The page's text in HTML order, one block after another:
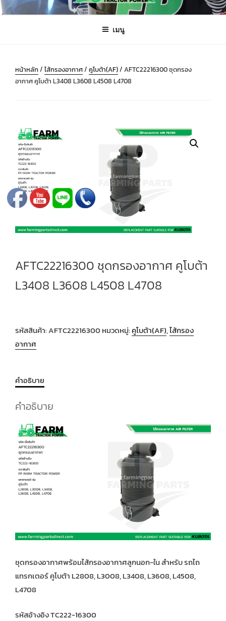
ข้ามFARMING PARTS DIRECT
ฟาร์มมิ่งพาร์ทไดเร็ค อะไหล่ รถไถ แทรกเตอร์ เครื่องมือจักรกลเกษตร จัดส่ง
เมนู
หน้าหลัก/ไส้กรองอากาศ/ คูโบต้า(AF)/ AFTC22216300 ชุดกรอง
อากาศ คูโบต้า L3408 L3608 L4508 L4708
AFTC22216300 ชุดกรองอากาศ คูโบต้า
L3408 L3608 L4508 L4708
รหัสสินค้า:AFTC22216300 หมวดหมู่: คูโบต้า(AF),ไส้กรอง
อากาศ
คำอธิบาย
คำอธิบาย
ชุดกรองอากาศพร้อมไส้กรองอากาศลูกนอก-ใน สำหรับ รถไถ
แทรกเตอร์ คูโบต้า L2808, L3008, L3408, L3608, L4508,
L4708
รหัสอ้างอิง TC222-16300